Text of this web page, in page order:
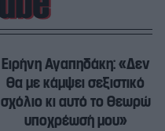
Ειρήνη Αγαπηδάκη: «Δεν
θα με κάμψει σεξιστικό
σχόλιο κι αυτό το θεωρώ
υποχρέωσή μου»